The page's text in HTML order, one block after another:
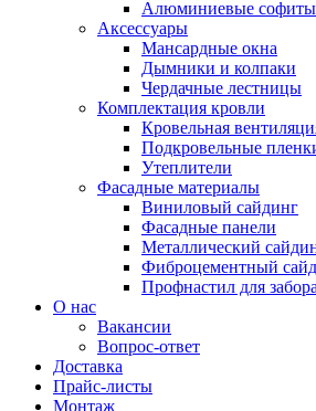
Алюминиевые софиты
Аксессуары
Мансардные окна
Дымники и колпаки
Чердачные лестницы
Комплектация кровли
Кровельная
Подкровельные
Утеплители
Фасадные материалы
Виниловый сайдинг
Фасадные панели
Металлический
Фиброцементный
Профнастил для забора
О нас
Вакансии
Вопрос-ответ
Доставка
Прайс-листы
Монтаж